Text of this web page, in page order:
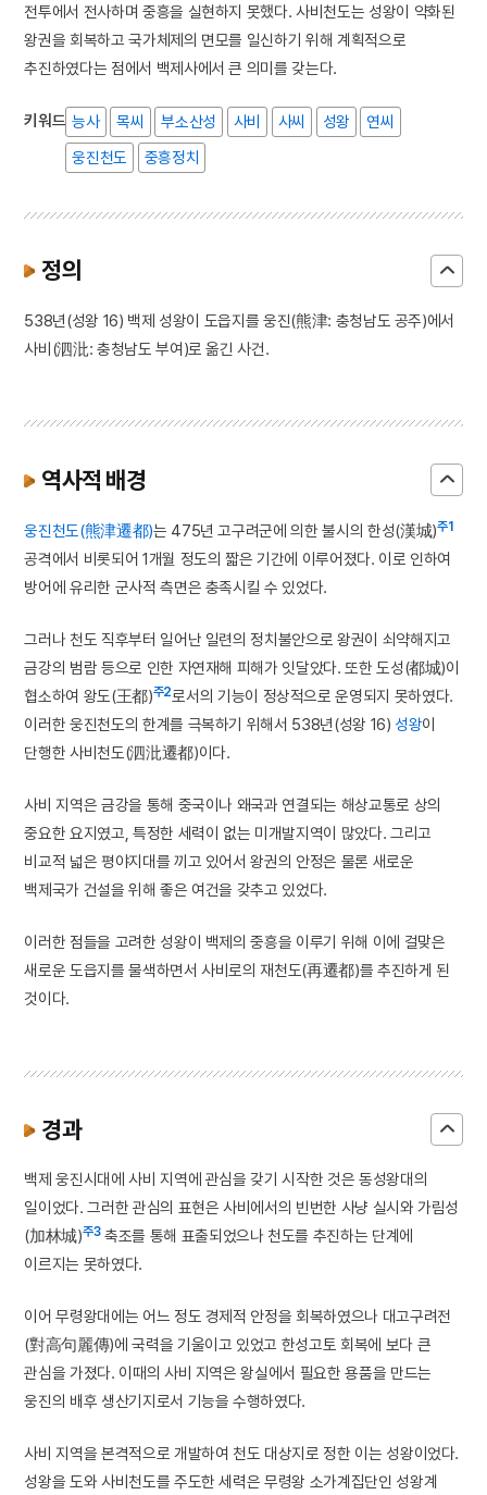
전투에서 전사하며 중흥을 실현하지 못했다. 사비천도는 성왕이 약화된
왕권을 회복하고 국가체제의 면모를 일신하기 위해 계획적으로
추진하였다는 점에서 백제사에서 큰 의미를 갖는다.
키워드 능사 목씨 부소산성 사비 사씨 성왕
연씨
웅진천도
중흥정치
정의
538년(성왕 16) 백제 성왕이 도읍지를 웅진(熊津: 충청남도 공주)에서
사비(泗沘: 충청남도 부여)로 옮긴 사건.
역사적 배경
웅진천도(熊津遷都)는 475년 고구려군에 의한 불시의 한성(漢城)주1
공격에서 비롯되어 1개월 정도의 짧은 기간에 이루어졌다. 이로 인하여
방어에 유리한 군사적 측면은 충족시킬 수 있었다.
그러나 천도 직후부터 일어난 일련의 정치불안으로 왕권이 쇠약해지고
금강의 범람 등으로 인한 자연재해 피해가 잇달았다. 또한 도성(都城)이
협소하여 왕도(王都)주2로서의 기능이 정상적으로 운영되지 못하였다.
이러한 웅진천도의 한계를 극복하기 위해서 538년(성왕 16) 성왕이
단행한 사비천도(泗沘遷都)이다.
사비 지역은 금강을 통해 중국이나 왜국과 연결되는 해상교통로 상의
중요한 요지였고, 특정한 세력이 없는 미개발지역이 많았다. 그리고
비교적 넓은 평야지대를 끼고 있어서 왕권의 안정은 물론 새로운
백제국가 건설을 위해 좋은 여건을 갖추고 있었다.
이러한 점들을 고려한 성왕이 백제의 중흥을 이루기 위해 이에 걸맞은
새로운 도읍지를 물색하면서 사비로의 재천도(再遷都)를 추진하게 된
것이다.
경과
백제 웅진시대에 사비 지역에 관심을 갖기 시작한 것은 동성왕대의
일이었다. 그러한 관심의 표현은 사비에서의 빈번한 사냥 실시와 가림성
(加林城)주3축조를 통해 표출되었으나 천도를 추진하는 단계에
이르지는 못하였다.
이어 무령왕대에는 어느 정도 경제적 안정을 회복하였으나 대고구려전
(對高句麗傳)에 국력을 기울이고 있었고 한성고토 회복에 보다 큰
관심을 가졌다. 이때의 사비 지역은 왕실에서 필요한 용품을 만드는
웅진의 배후 생산기지로서 기능을 수행하였다.
사비 지역을 본격적으로 개발하여 천도 대상지로 정한 이는 성왕이었다.
성왕을 도와 사비천도를 주도한 세력은 무령왕 소가계집단인 성왕계